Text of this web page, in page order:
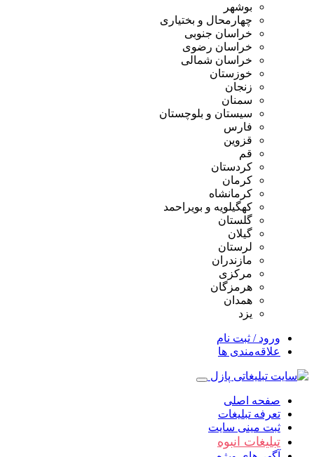
بوشهر
چهارمحال و بختیاری
خراسان جنوبی
خراسان رضوی
خراسان شمالی
خوزستان
زنجان
سمنان
سیستان و بلوچستان
فارس
قزوین
قم
کردستان
کرمان
کرمانشاه
کهگیلویه و بویراحمد
گلستان
گیلان
لرستان
مازندران
مرکزی
هرمزگان
همدان
یزد
ورود / ثبت نام
علاقه‌مندی ها
صفحه اصلی
تعرفه تبلیغات
ثبت مینی سایت
تبلیغات انبوه